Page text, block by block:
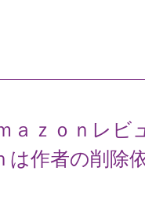
ａｚｏｎレビ
作者の削除